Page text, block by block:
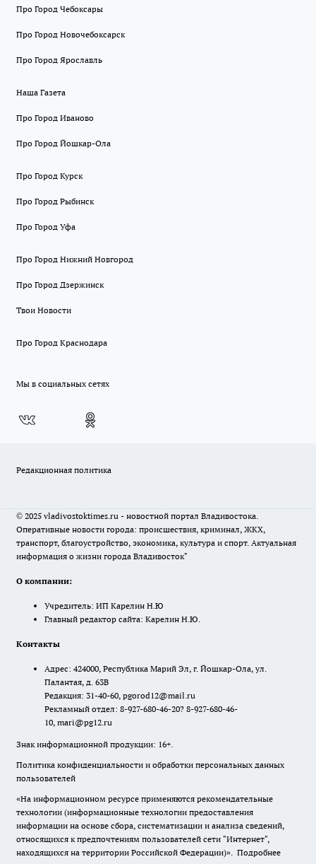
Про Город Чебоксары
Про Город Новочебоксарск
Про Город Ярославль
Наша Газета
Про Город Иваново
Про Город Йошкар-Ола
Про Город Курск
Про Город Рыбинск
Про Город Уфа
Про Город Нижний Новгород
Про Город Дзержинск
Твои Новости
Про Город Краснодара
Мы в социальных сетях
Редакционная политика
© 2025 vladivostoktimes.ru - новостной портал Владивостока.
Оперативные новости города: происшествия, криминал, ЖКХ,
транспорт, благоустройство, экономика, культура и спорт. Актуальная
информация о жизни города Владивосток"
О компании:
Учредитель: ИП Карелин Н.Ю
Главный редактор сайта: Карелин Н.Ю.
Контакты
Адрес: 424000, Республика Марий Эл, г. Йошкар-Ола, ул.
Палантая, д. 63В
Редакция: 31-40-60, pgorod12@mail.ru
Рекламный отдел: 8-927-680-46-20? 8-927-680-46-
10, mari@pg12.ru
Знак информационной продукции: 16+.
Политика конфиденциальности и обработки персональных данных
пользователей
«На информационном ресурсе применяются рекомендательные
технологии (информационные технологии предоставления
информации на основе сбора, систематизации и анализа сведений,
относящихся к предпочтениям пользователей сети "Интернет",
находящихся на территории Российской Федерации)». Подробнее